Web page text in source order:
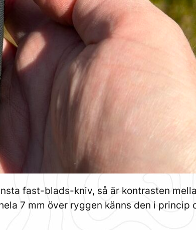
fast-blads-kniv, så är kontrasten
7 mm över ryggen känns den i princip